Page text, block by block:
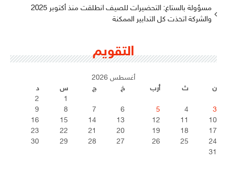
مسؤولة بالستاغ: التحضيرات للصيف انطلقت منذ أكتوبر 2025
والشركة اتخذت كل التدابير الممكنة
التقويم
أغسطس 2026
ن
ث أرب خ ج س
د
1
2
3
4
5
6
7
8
9
10
11
12
13
14
15
16
17
18
19
20
21
22
23
24
25
26
27
28
29
30
31